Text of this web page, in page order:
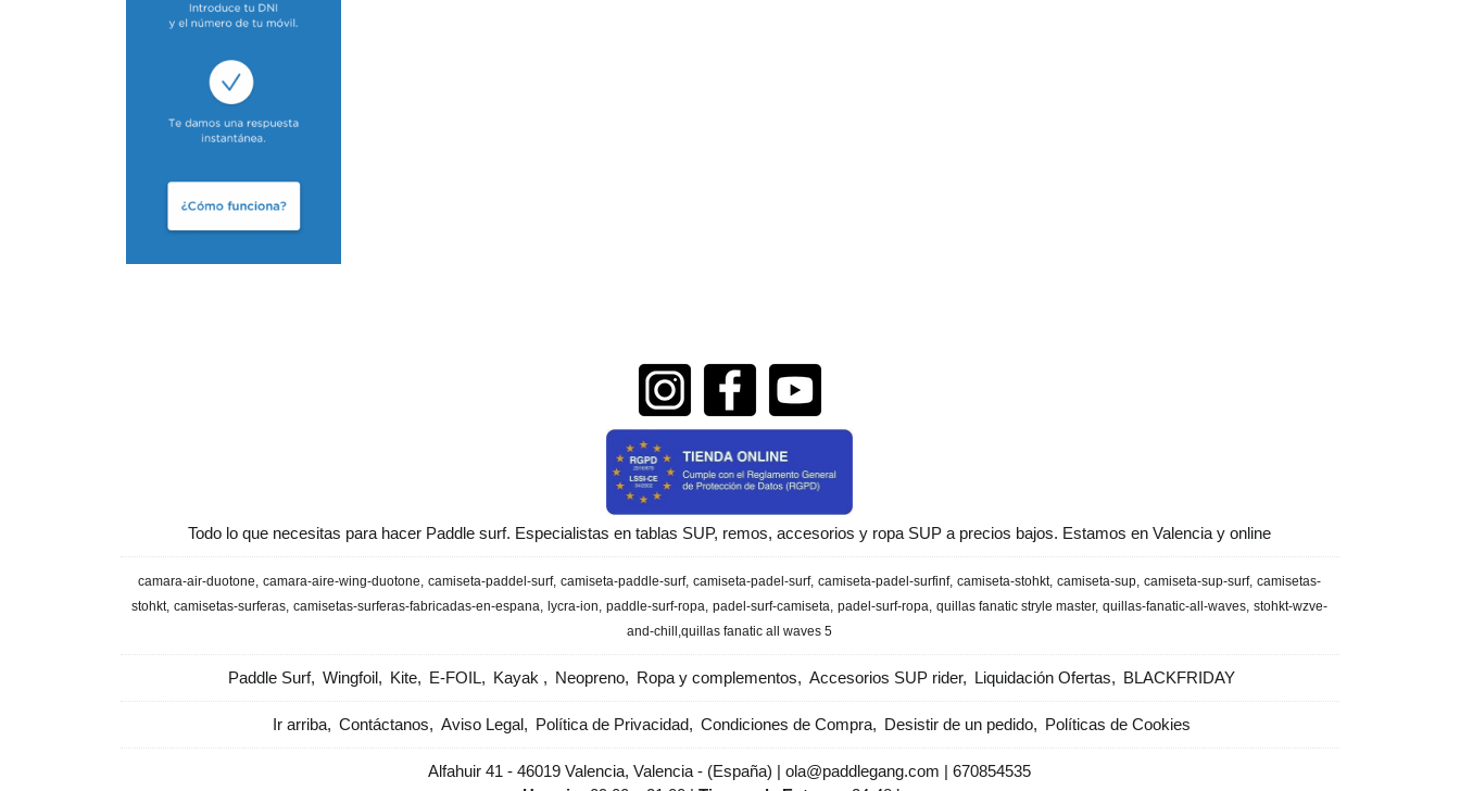
Todo lo que necesitas para hacer Paddle surf. Especialistas en tablas SUP, remos, accesorios y ropa SUP a precios bajos. Estamos en Valencia y online
camara-air-duotone camara-aire-wing-duotone camiseta-paddel-surf camiseta-paddle-surf camiseta-padel-surf camiseta-padel-surfinf camiseta-stohkt camiseta-sup camiseta-sup-surf camisetas-
stohkt camisetas-surferas camisetas-surferas-fabricadas-en-espana lycra-ion paddle-surf-ropa padel-surf-camiseta padel-surf-ropa quillas fanatic stryle master quillas-fanatic-all-waves stohkt-wzve-
and-chill
​quillas fanatic all waves 5
Paddle Surf Wingfoil Kite E-FOIL Kayak Neopreno Ropa y complementos Accesorios SUP rider Liquidación Ofertas BLACKFRIDAY
Ir arriba Contáctanos Aviso Legal Política de Privacidad Condiciones de Compra Desistir de un pedido Políticas de Cookies
Alfahuir 41 - 46019 Valencia, Valencia - (España) | ola@paddlegang.com |670854535